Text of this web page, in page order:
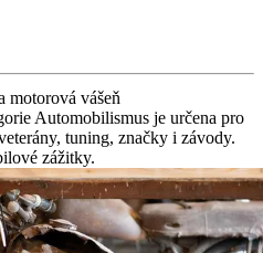
motorová vášeň
Automobilismus je určena pro
tuning, značky i závody.
zážitky.